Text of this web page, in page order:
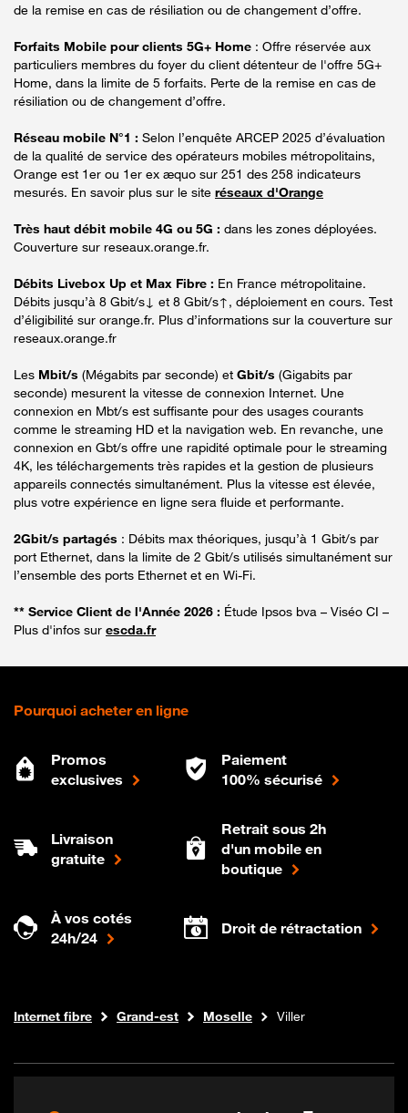
de la remise en cas de résiliation ou de changement d’offre.
Forfaits Mobile pour clients 5G+ Home : Offre réservée aux
particuliers membres du foyer du client détenteur de l'offre 5G+
Home, dans la limite de 5 forfaits. Perte de la remise en cas de
résiliation ou de changement d’offre.
Réseau mobile N°1 : Selon l’enquête ARCEP 2025 d’évaluation
de la qualité de service des opérateurs mobiles métropolitains,
Orange est 1er ou 1er ex æquo sur 251 des 258 indicateurs
mesurés. En savoir plus sur le site réseaux d'Orange
Très haut débit mobile 4G ou 5G : dans les zones déployées.
Couverture sur reseaux.orange.fr.
Débits Livebox Up et Max Fibre : En France métropolitaine.
Débits jusqu’à 8 Gbit/s↓ et 8 Gbit/s↑, déploiement en cours. Test
d’éligibilité sur orange.fr. Plus d’informations sur la couverture sur
reseaux.orange.fr
Les Mbit/s (Mégabits par seconde) et Gbit/s (Gigabits par
seconde) mesurent la vitesse de connexion Internet. Une
connexion en Mbt/s est suffisante pour des usages courants
comme le streaming HD et la navigation web. En revanche, une
connexion en Gbt/s offre une rapidité optimale pour le streaming
4K, les téléchargements très rapides et la gestion de plusieurs
appareils connectés simultanément. Plus la vitesse est élevée,
plus votre expérience en ligne sera fluide et performante.
2Gbit/s partagés : Débits max théoriques, jusqu’à 1 Gbit/s par
port Ethernet, dans la limite de 2 Gbit/s utilisés simultanément sur
l’ensemble des ports Ethernet et en Wi-Fi.
** Service Client de l'Année 2026 : Étude Ipsos bva – Viséo CI –
Plus d'infos sur escda.fr
Pourquoi acheter en ligne
Promos
exclusives
Paiement
100% sécurisé
Livraison
gratuite
Retrait sous 2h
d'un mobile en
boutique
À vos cotés
24h/24
Droit de rétractation
Boutique Orange
Internet fibre Grand-est Moselle Viller